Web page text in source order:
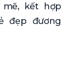
kết hợp
đẹp đương